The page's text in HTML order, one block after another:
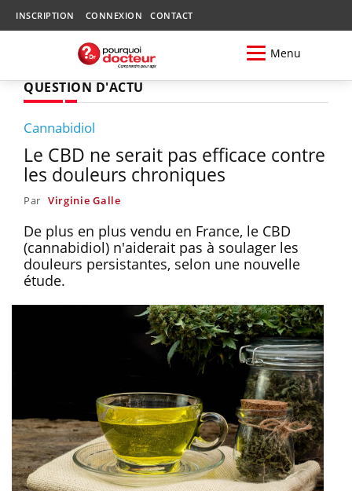
INSCRIPTION CONNEXION CONTACT
Menu
QUESTION D'ACTU
Cannabidiol
Le CBD ne serait pas efficace contre
les douleurs chroniques
Par Virginie Galle
De plus en plus vendu en France, le CBD
(cannabidiol) n'aiderait pas à soulager les
douleurs persistantes, selon une nouvelle
étude.